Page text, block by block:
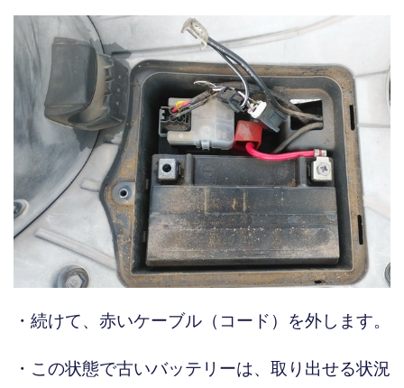
・続けて、赤いケーブル（コード）を外します。
・この状態で古いバッテリーは、取り出せる状況